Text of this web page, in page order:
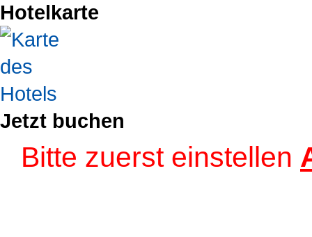
Hotelkarte
Jetzt buchen
Bitte zuerst einstellen